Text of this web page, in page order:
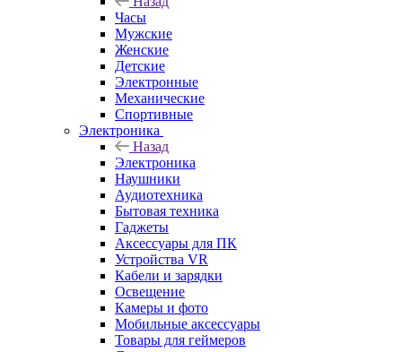
Часы
Мужские
Женские
Детские
Электронные
Механические
Спортивные
Электроника
Назад
Электроника
Наушники
Аудиотехника
Бытовая техника
Гаджеты
Аксессуары для ПК
Устройства VR
Кабели и зарядки
Освещение
Камеры и фото
Мобильные аксессуары
Товары для геймеров